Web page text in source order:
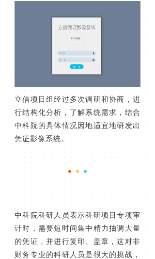
立信项目组经过多次调研和协商，进
行结构化分析，了解系统需求，结合
中科院的具体情况因地适宜地研发出
凭证影像系统。
中科院科研人员表示科研项目专项审
计时，需要短时间集中精力抽调大量
的凭证，并进行复印、盖章，这对非
财务专业的科研人员是很大的挑战，